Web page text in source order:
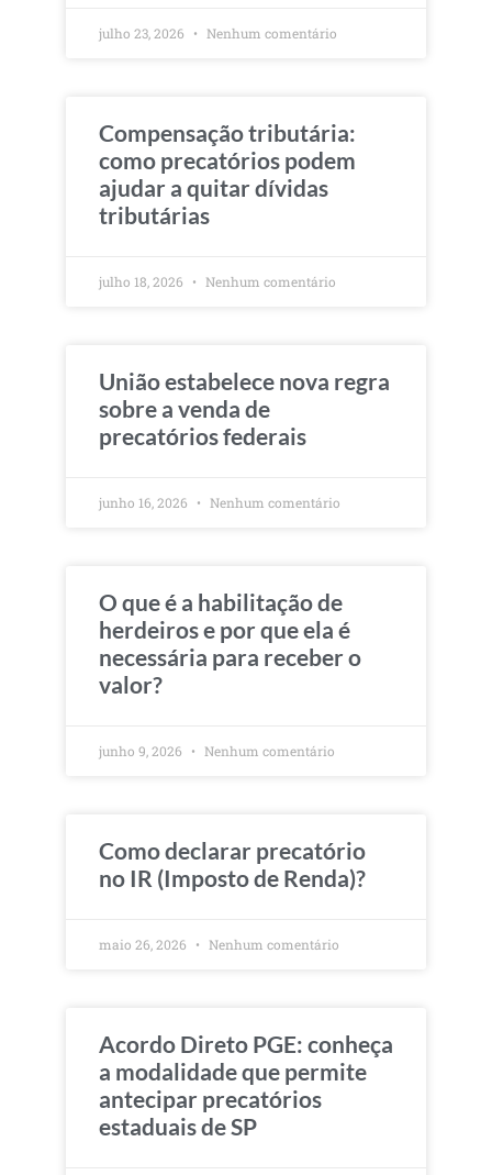
julho 23, 2026 Nenhum comentário
Compensação tributária:
como precatórios podem
ajudar a quitar dívidas
tributárias
julho 18, 2026 Nenhum comentário
União estabelece nova regra
sobre a venda de
precatórios federais
junho 16, 2026 Nenhum comentário
O que é a habilitação de
herdeiros e por que ela é
necessária para receber o
valor?
junho 9, 2026 Nenhum comentário
Como declarar precatório
no IR (Imposto de Renda)?
maio 26, 2026 Nenhum comentário
Acordo Direto PGE: conheça
a modalidade que permite
antecipar precatórios
estaduais de SP